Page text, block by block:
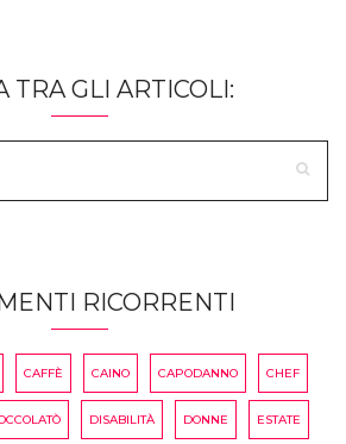
TRA GLI ARTICOLI:
RICORRENTI
CAFFÈ CAINO CAPODANNO CHEF
DISABILITÀ DONNE ESTATE